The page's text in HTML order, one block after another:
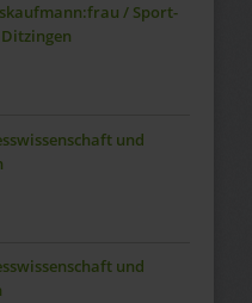
/ Sport-
und
und